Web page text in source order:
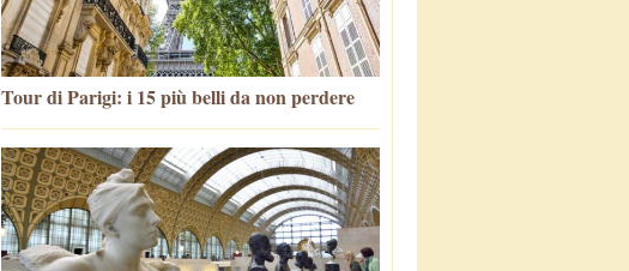
Tour di Parigi: i 15 più belli da non perdere